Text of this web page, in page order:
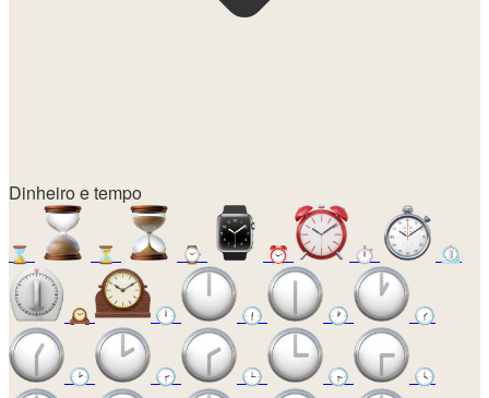
Dinheiro e tempo
⌛ ⏳ ⌚ ⏰ ⏱️ ⏲️
🕰️ 🕛 🕧 🕐 🕜
🕑 🕝 🕒 🕞 🕓